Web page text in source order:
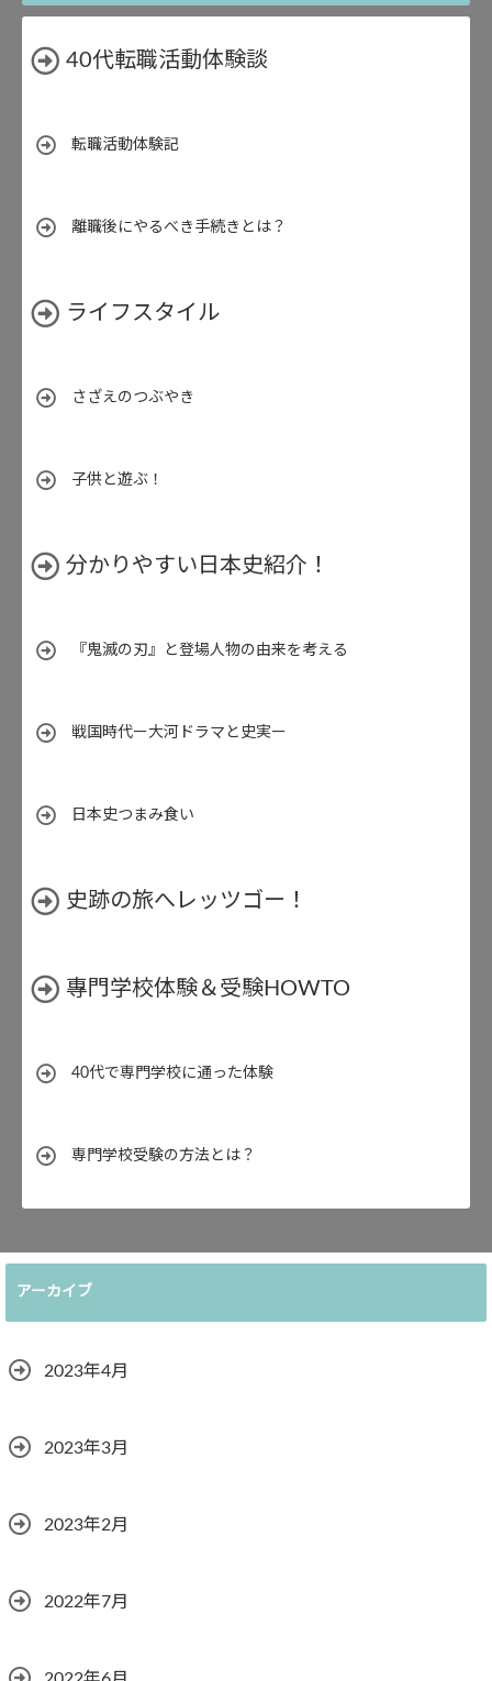
40代転職活動体験談
転職活動体験記
離職後にやるべき手続きとは？
ライフスタイル
さざえのつぶやき
子供と遊ぶ！
分かりやすい日本史紹介！
『鬼滅の刃』と登場人物の由来を考える
戦国時代ー大河ドラマと史実ー
日本史つまみ食い
史跡の旅へレッツゴー！
專門学校体験＆受験HOWTO
40代で専門学校に通った体験
専門学校受験の方法とは？
アーカイブ
2023年4月
2023年3月
2023年2月
2022年7月